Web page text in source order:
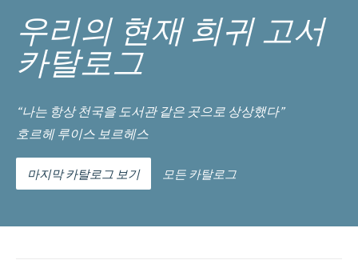
우리의 현재 희귀 고서
카탈로그
“나는 항상 천국을 도서관 같은 곳으로 상상했다”
호르헤 루이스 보르헤스
마지막 카탈로그 보기 모든 카탈로그